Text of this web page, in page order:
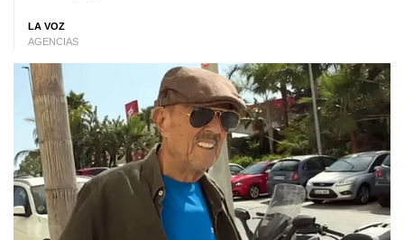
LA VOZ
AGENCIAS